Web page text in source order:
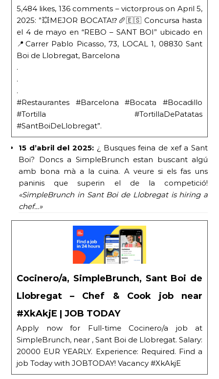
5,484 likes, 136 comments – victorprous on April 5,
2025: ”💥MEJOR BOCATA⁉️🥖🇪🇸 Concursa hasta
el 4 de mayo en “REBO – SANT BOI” ubicado en
📍Carrer Pablo Picasso, 73, LOCAL 1, 08830 Sant
Boi de Llobregat, Barcelona
.
.
.
#Restaurantes #Barcelona #Bocata #Bocadillo
#Tortilla #TortillaDePatatas
#SantBoiDeLlobregat”.
15 d’abril del 2025: ¿ Busques feina de xef a Sant
Boi? Doncs a SimpleBrunch estan buscant algú
amb bona mà a la cuina. A veure si els fas uns
paninis que superin el de la competició!
«SimpleBrunch in Sant Boi de Llobregat is hiring a
chef…»
Cocinero/a, SimpleBrunch, Sant Boi de
Llobregat – Chef & Cook job near
#XkAkjE | JOB TODAY
Apply now for Full-time Cocinero/a job at
SimpleBrunch, near , Sant Boi de Llobregat. Salary:
20000 EUR YEARLY. Experience: Required. Find a
job Today with JOBTODAY! Vacancy #XkAkjE